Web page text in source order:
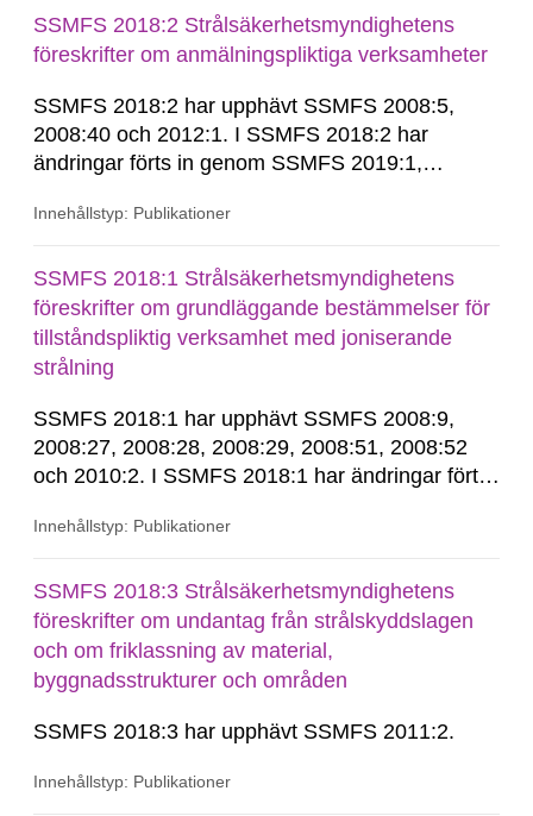
SSMFS 2018:2 Strålsäkerhetsmyndighetens
föreskrifter om anmälningspliktiga verksamheter
SSMFS 2018:2 har upphävt SSMFS 2008:5,
2008:40 och 2012:1. I SSMFS 2018:2 har
ändringar förts in genom SSMFS 2019:1,
Innehållstyp: Publikationer
SSMFS 2018:1 Strålsäkerhetsmyndighetens
föreskrifter om grundläggande bestämmelser för
tillståndspliktig verksamhet med joniserande
strålning
SSMFS 2018:1 har upphävt SSMFS 2008:9,
2008:27, 2008:28, 2008:29, 2008:51, 2008:52
och 2010:2. I SSMFS 2018:1 har ändringar förts
SSMFS 2022:14, SSMFS 2024:2 och SSMFS
Innehållstyp: Publikationer
SSMFS 2018:3 Strålsäkerhetsmyndighetens
föreskrifter om undantag från strålskyddslagen
och om friklassning av material,
byggnadsstrukturer och områden
SSMFS 2018:3 har upphävt SSMFS 2011:2.
Innehållstyp: Publikationer